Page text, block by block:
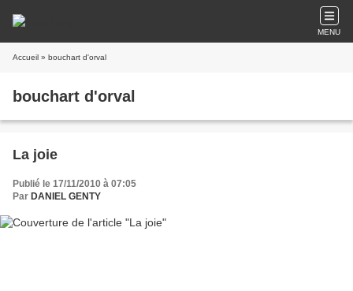
MENU
Accueil » bouchart d'orval
bouchart d'orval
La joie
Publié le 17/11/2010 à 07:05
Par DANIEL GENTY